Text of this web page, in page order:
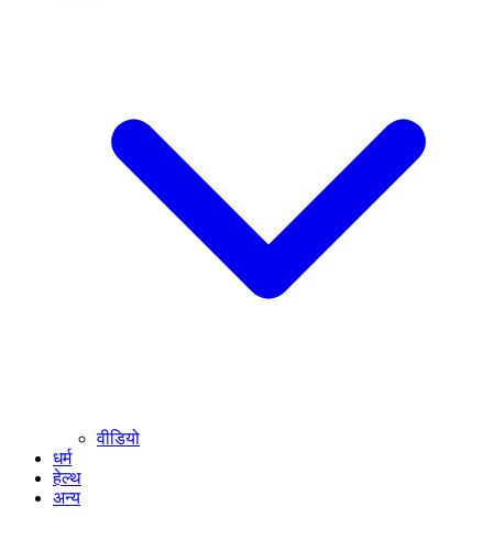
वीडियो
धर्म
हेल्थ
अन्य